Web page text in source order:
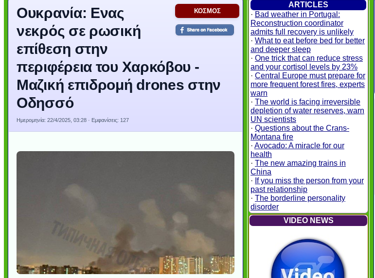
ΚΟΣΜΟΣ
Ουκρανία: Ενας
νεκρός σε ρωσική
επίθεση στην
περιφέρεια του Χαρκόβου -
Μαζική επιδρομή drones στην
Οδησσό
Ημερομηνία: 22/4/2025, 03:28 · Εμφανίσεις: 127
ARTICLES
· Bad weather in Portugal:
Reconstruction coordinator
admits full recovery is unlikely
· What to eat before bed for better
and deeper sleep
· One trick that can reduce stress
and your cortisol levels by 23%
· Central Europe must prepare for
more frequent forest fires, experts
warn
· The world is facing irreversible
depletion of water reserves, warn
UN scientists
· Questions about the Crans-
Montana fire
· Avocado: A miracle for our
health
· The new amazing trains in
China
· If you miss the person from your
past relationship
· The borderline personality
disorder
VIDEO NEWS